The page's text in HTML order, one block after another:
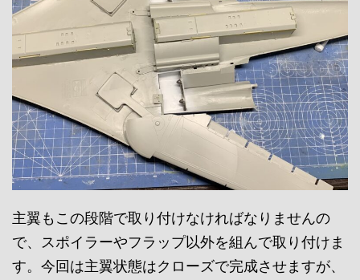
主翼もこの段階で取り付けなければなりませんの
で、スポイラーやフラップ以外を組んで取り付けま
す。今回は主翼状態はクローズで完成させますが、